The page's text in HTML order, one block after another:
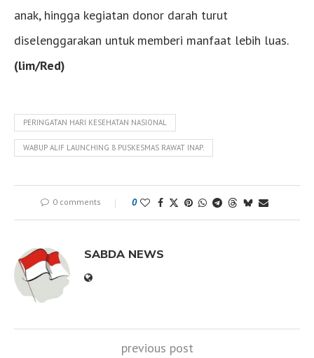
anak, hingga kegiatan donor darah turut
diselenggarakan untuk memberi manfaat lebih luas.
(lim/Red)
PERINGATAN HARI KESEHATAN NASIONAL
WABUP ALIF LAUNCHING 8 PUSKESMAS RAWAT INAP.
0 comments 0
SABDA NEWS
previous post